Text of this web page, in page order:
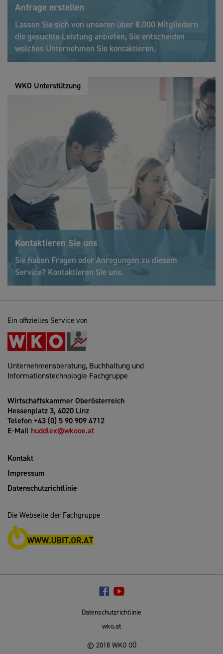
Anfrage erstellen
Lassen Sie sich von unseren über 8.000 Mitgliedern
die gesuchte Leistung anbieten, Sie entscheiden
welches Unternehmen Sie kontaktieren.
WKO Unterstützung
Kontaktieren Sie uns
Sie haben Fragen oder Anregungen zu diesem
Service? Kontaktieren Sie uns.
Ein offizielles Service von
Unternehmensberatung, Buchhaltung und
Informationstechnologie Fachgruppe
Wirtschaftskammer Oberösterreich
Hessenplatz 3, 4020 Linz
Telefon +43 (0) 5 90 909 4712
E-Mail huddlex@wkooe.at
Kontakt
Impressum
Datenschutzrichtlinie
Die Webseite der Fachgruppe
Datenschutzrichtlinie
wko.at
© 2018 WKO OÖ